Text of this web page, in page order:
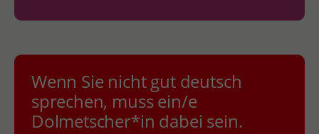
Wenn Sie nicht gut deutsch
sprechen, muss ein/e
Dolmetscher*in dabei sein.